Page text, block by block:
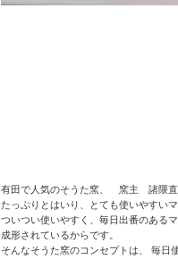
有田で人気のそうた窯、 窯主 諸
たっぷりとはいり、とても使いやすい
ついつい使いやすく、毎日出番のある
成形されているからです。
そんなそうた窯のコンセプトは、 毎日